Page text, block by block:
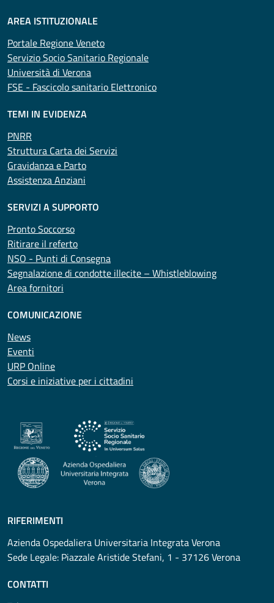
AREA ISTITUZIONALE
Portale Regione Veneto
Servizio Socio Sanitario Regionale
Università di Verona
FSE - Fascicolo sanitario Elettronico
TEMI IN EVIDENZA
PNRR
Struttura Carta dei Servizi
Gravidanza e Parto
Assistenza Anziani
SERVIZI A SUPPORTO
Pronto Soccorso
Ritirare il referto
NSO - Punti di Consegna
Segnalazione di condotte illecite – Whistleblowing
Area fornitori
COMUNICAZIONE
News
Eventi
URP Online
Corsi e iniziative per i cittadini
RIFERIMENTI
Azienda Ospedaliera Universitaria Integrata Verona
Sede Legale: Piazzale Aristide Stefani, 1 - 37126 Verona
CONTATTI